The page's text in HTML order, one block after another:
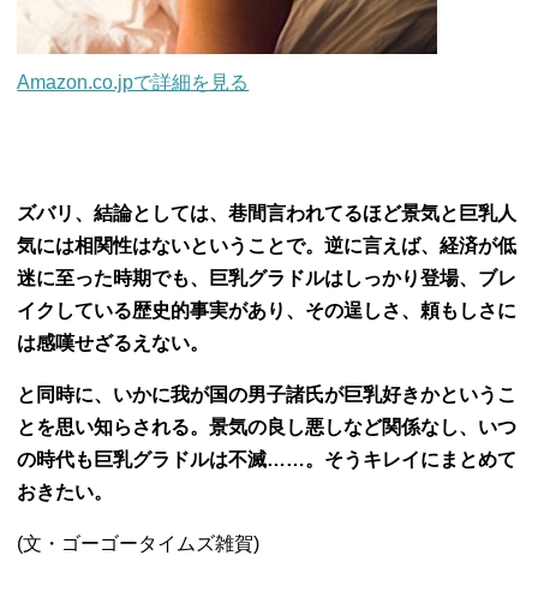
Amazon.co.jpで詳細を見る
ズバリ、結論としては、巷間言われてるほど景気と巨乳人
気には相関性はないということで。逆に言えば、経済が低
迷に至った時期でも、巨乳グラドルはしっかり登場、ブレ
イクしている歴史的事実があり、その逞しさ、頼もしさに
は感嘆せざるえない。
と同時に、いかに我が国の男子諸氏が巨乳好きかというこ
とを思い知らされる。景気の良し悪しなど関係なし、いつ
の時代も巨乳グラドルは不滅……。そうキレイにまとめて
おきたい。
(文・ゴーゴータイムズ雑賀)